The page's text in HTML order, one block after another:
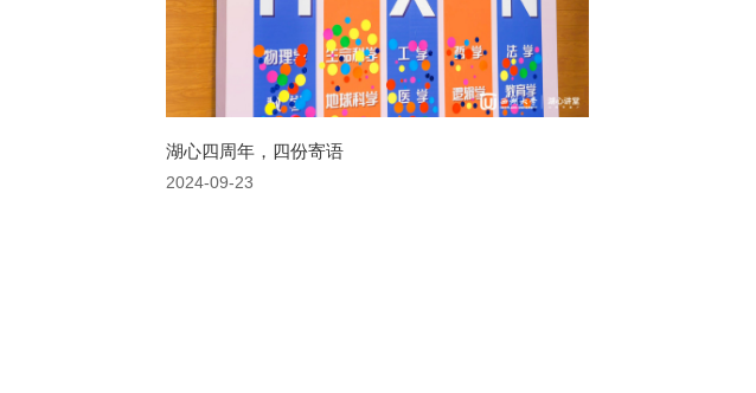
湖心四周年，四份寄语
2024-09-23